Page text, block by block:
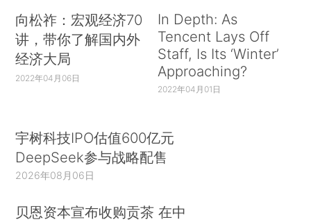
向松祚：宏观经济70
讲，带你了解国内外
经济大局
2022年04月06日
In Depth: As
Tencent Lays Off
Staff, Is Its ‘Winter’
Approaching?
2022年04月01日
宇树科技IPO估值600亿元
DeepSeek参与战略配售
2026年08月06日
贝恩资本宣布收购贡茶 在中